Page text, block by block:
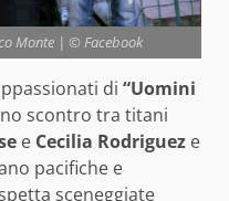
Monte | © Facebook
di “Uomini
scontro tra titani
e Cecilia Rodriguez e
pacifiche e
sceneggiate